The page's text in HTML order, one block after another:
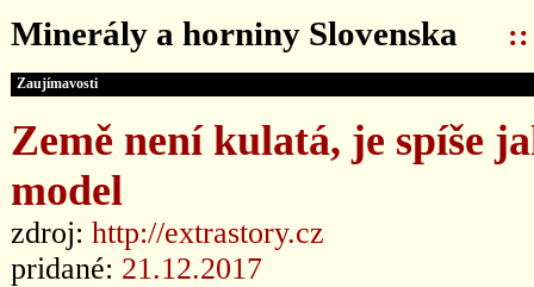
Minerály a horniny Slovenska ::
Zaujímavosti
Země není kulatá, je spíše
model
zdroj: http://extrastory.cz
pridané: 21.12.2017